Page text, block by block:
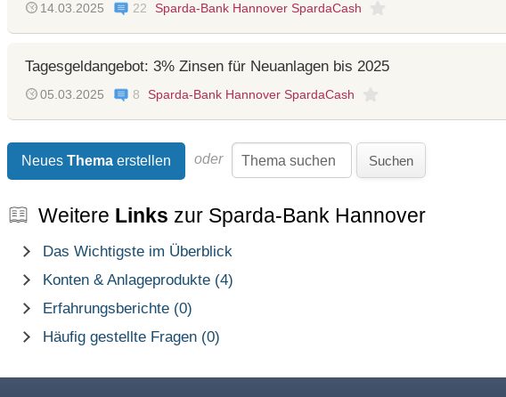
14.03.2025 22 Sparda-Bank Hannover SpardaCash
Tagesgeldangebot: 3% Zinsen für Neuanlagen bis 2025
05.03.2025 8 Sparda-Bank Hannover SpardaCash
Neues Thema erstellen oder Suchen
Weitere Links zur Sparda-Bank Hannover
Das Wichtigste im Überblick
Konten & Anlageprodukte (4)
Erfahrungsberichte (0)
Häufig gestellte Fragen (0)